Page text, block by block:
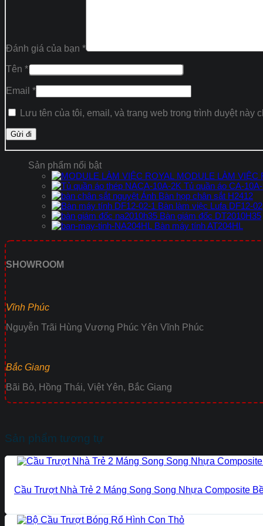
Đánh giá của bạn *
Tên *
Email *
Lưu tên của tôi, email, và trang web trong trình duyệt này
Sản phẩm nổi bật
MODULE LÀM VIỆC
Tủ quần áo CA-
Bàn họp chân sắt H2412
Bàn làm việc Lufa DF12-02
Bàn giám đốc DT2010H35
Bàn máy tính AT204HL
SHOWROOM
Vĩnh Phúc
Nguyễn Trãi Hùng Vương Phúc Yên Vĩnh Phúc
Bắc Giang
Bãi Bò, Hồng Thái, Việt Yên, Bắc Giang
Sản phẩm tương tự
Cầu Trượt Nhà Trẻ 2 Máng Song Song Nhựa Composite